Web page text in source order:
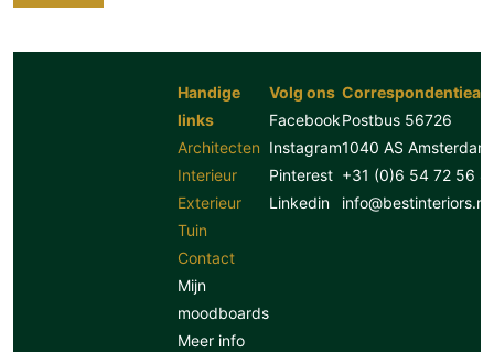
Handige
links
Architecten
Interieur
Exterieur
Tuin
Contact
Mijn
moodboards
Meer info
Volg ons
Facebook
Instagram
Pinterest
Linkedin
Postbus 56726
1040 AS Amsterdam
+31 (0)6 54 72 56
info@bestinteriors.nl